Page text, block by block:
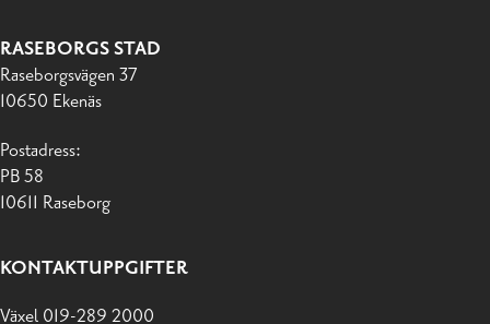
RASEBORGS STAD
Raseborgsvägen 37
10650 Ekenäs
Postadress:
PB 58
10611 Raseborg
KONTAKTUPPGIFTER
Växel 019-289 2000